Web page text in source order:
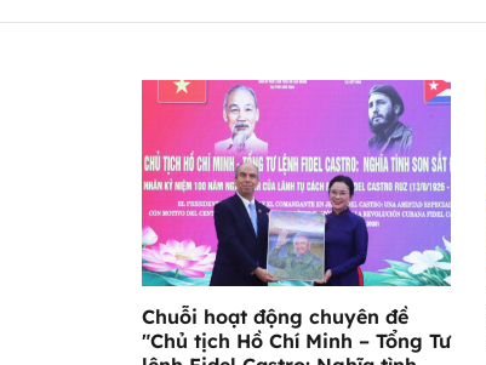
Chuỗi hoạt động chuyên đề
"Chủ tịch Hồ Chí Minh – Tổng Tư